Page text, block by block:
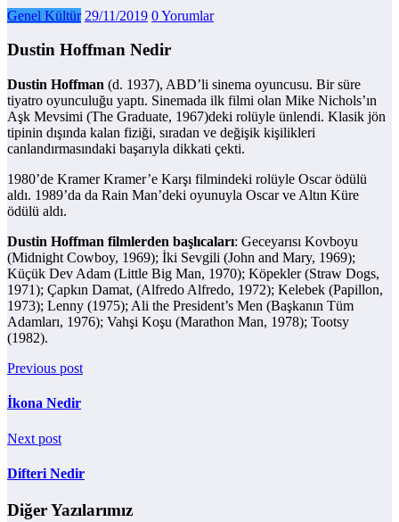
Genel Kültür 29/11/2019 0 Yorumlar
Dustin Hoffman Nedir
Dustin Hoffman (d. 1937), ABD’li sinema oyuncusu. Bir süre
tiyatro oyunculuğu yaptı. Sinemada ilk filmi olan Mike Nichols’ın
Aşk Mevsimi (The Graduate, 1967)deki rolüyle ünlendi. Klasik jön
tipinin dışında kalan fiziği, sıradan ve değişik kişilikleri
canlandırmasındaki başarıyla dikkati çekti.
1980’de Kramer Kramer’e Karşı filmindeki rolüyle Oscar ödülü
aldı. 1989’da da Rain Man’deki oyunuyla Oscar ve Altın Küre
ödülü aldı.
Dustin Hoffman filmlerden başlıcaları: Geceyarısı Kovboyu
(Midnight Cowboy, 1969); İki Sevgili (John and Mary, 1969);
Küçük Dev Adam (Little Big Man, 1970); Köpekler (Straw Dogs,
1971); Çapkın Damat, (Alfredo Alfredo, 1972); Kelebek (Papillon,
1973); Lenny (1975); Ali the President’s Men (Başkanın Tüm
Adamları, 1976); Vahşi Koşu (Marathon Man, 1978); Tootsy
(1982).
Previous post
İkona Nedir
Next post
Difteri Nedir
Diğer Yazılarımız